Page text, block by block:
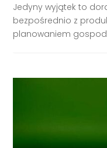
Jedyny wyjątek to
bezpośrednio z
planowaniem